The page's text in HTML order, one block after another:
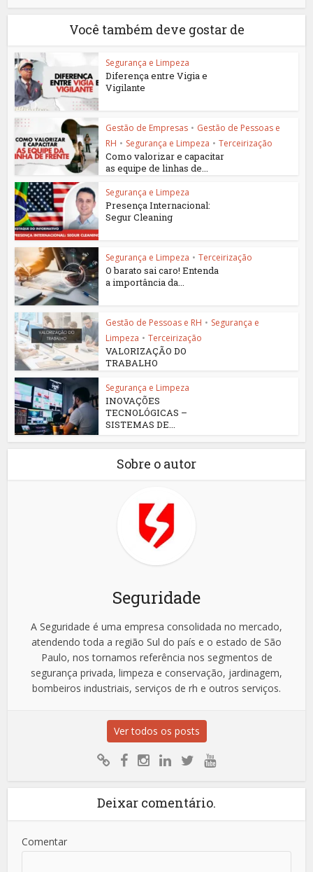
Você também deve gostar de
Segurança e Limpeza
Diferença entre Vigia e
Vigilante
Gestão de Empresas • Gestão de Pessoas e
RH • Segurança e Limpeza • Terceirização
Como valorizar e capacitar
as equipe de linhas de...
Segurança e Limpeza
Presença Internacional:
Segur Cleaning
Segurança e Limpeza • Terceirização
O barato sai caro! Entenda
a importância da...
Gestão de Pessoas e RH • Segurança e
Limpeza • Terceirização
VALORIZAÇÃO DO
TRABALHO
Segurança e Limpeza
INOVAÇÕES
TECNOLÓGICAS –
SISTEMAS DE...
Sobre o autor
Seguridade
A Seguridade é uma empresa consolidada no mercado,
atendendo toda a região Sul do país e o estado de São
Paulo, nos tornamos referência nos segmentos de
segurança privada, limpeza e conservação, jardinagem,
bombeiros industriais, serviços de rh e outros serviços.
Ver todos os posts
Deixar comentário.
Comentar